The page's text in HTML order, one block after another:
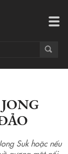
Suk hoặc nếu
đảo